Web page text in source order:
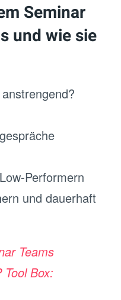
Seminar
und wie sie
Performern
und dauerhaft
Teams
Box: